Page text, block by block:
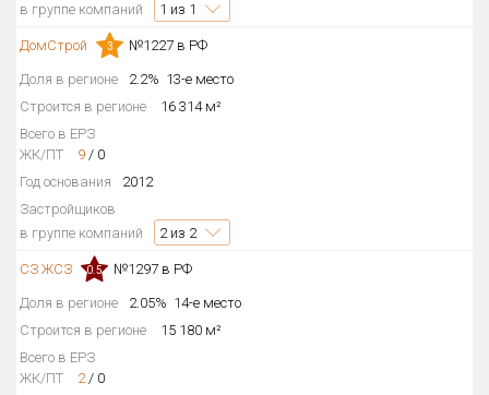
в группе компаний
1 из 1
ДомСтрой 3 №1227 в РФ
Доля в регионе 2.2% 13-е место
Строится в регионе
16 314 м²
Всего в ЕРЗ
ЖК/ПТ
9 / 0
Год основания
2012
Застройщиков
в группе компаний
2из 2
СЗ ЖСЗ 0.5 №1297 в РФ
Доля в регионе 2.05% 14-е место
Строится в регионе
15 180 м²
Всего в ЕРЗ
ЖК/ПТ
2/ 0